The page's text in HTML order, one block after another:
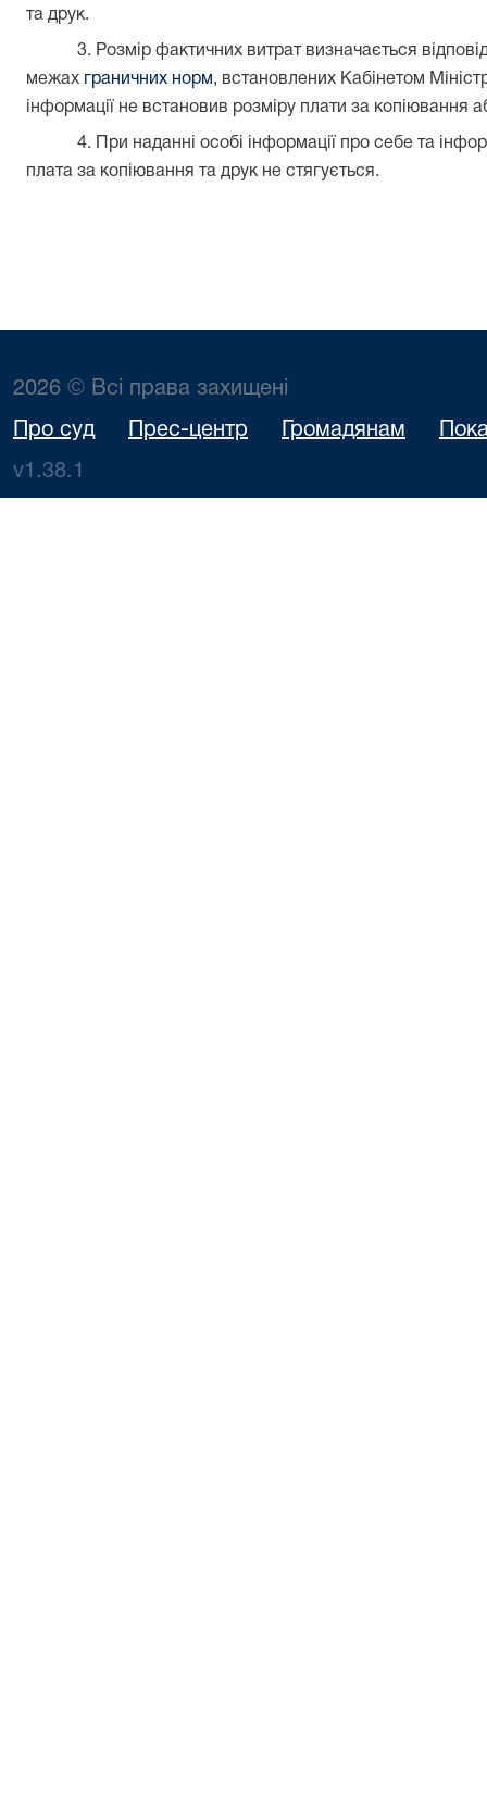
та друк.
3. Розмір фактичних витрат визначається
межах граничних норм , встановлених Кабінетом
інформації не встановив розміру плати за
4. При наданні особі інформації про себе та
плата за копіювання та друк не стягується.
2026 © Всі права захищені
Про суд Прес-центр Громадянам
v1.38.1